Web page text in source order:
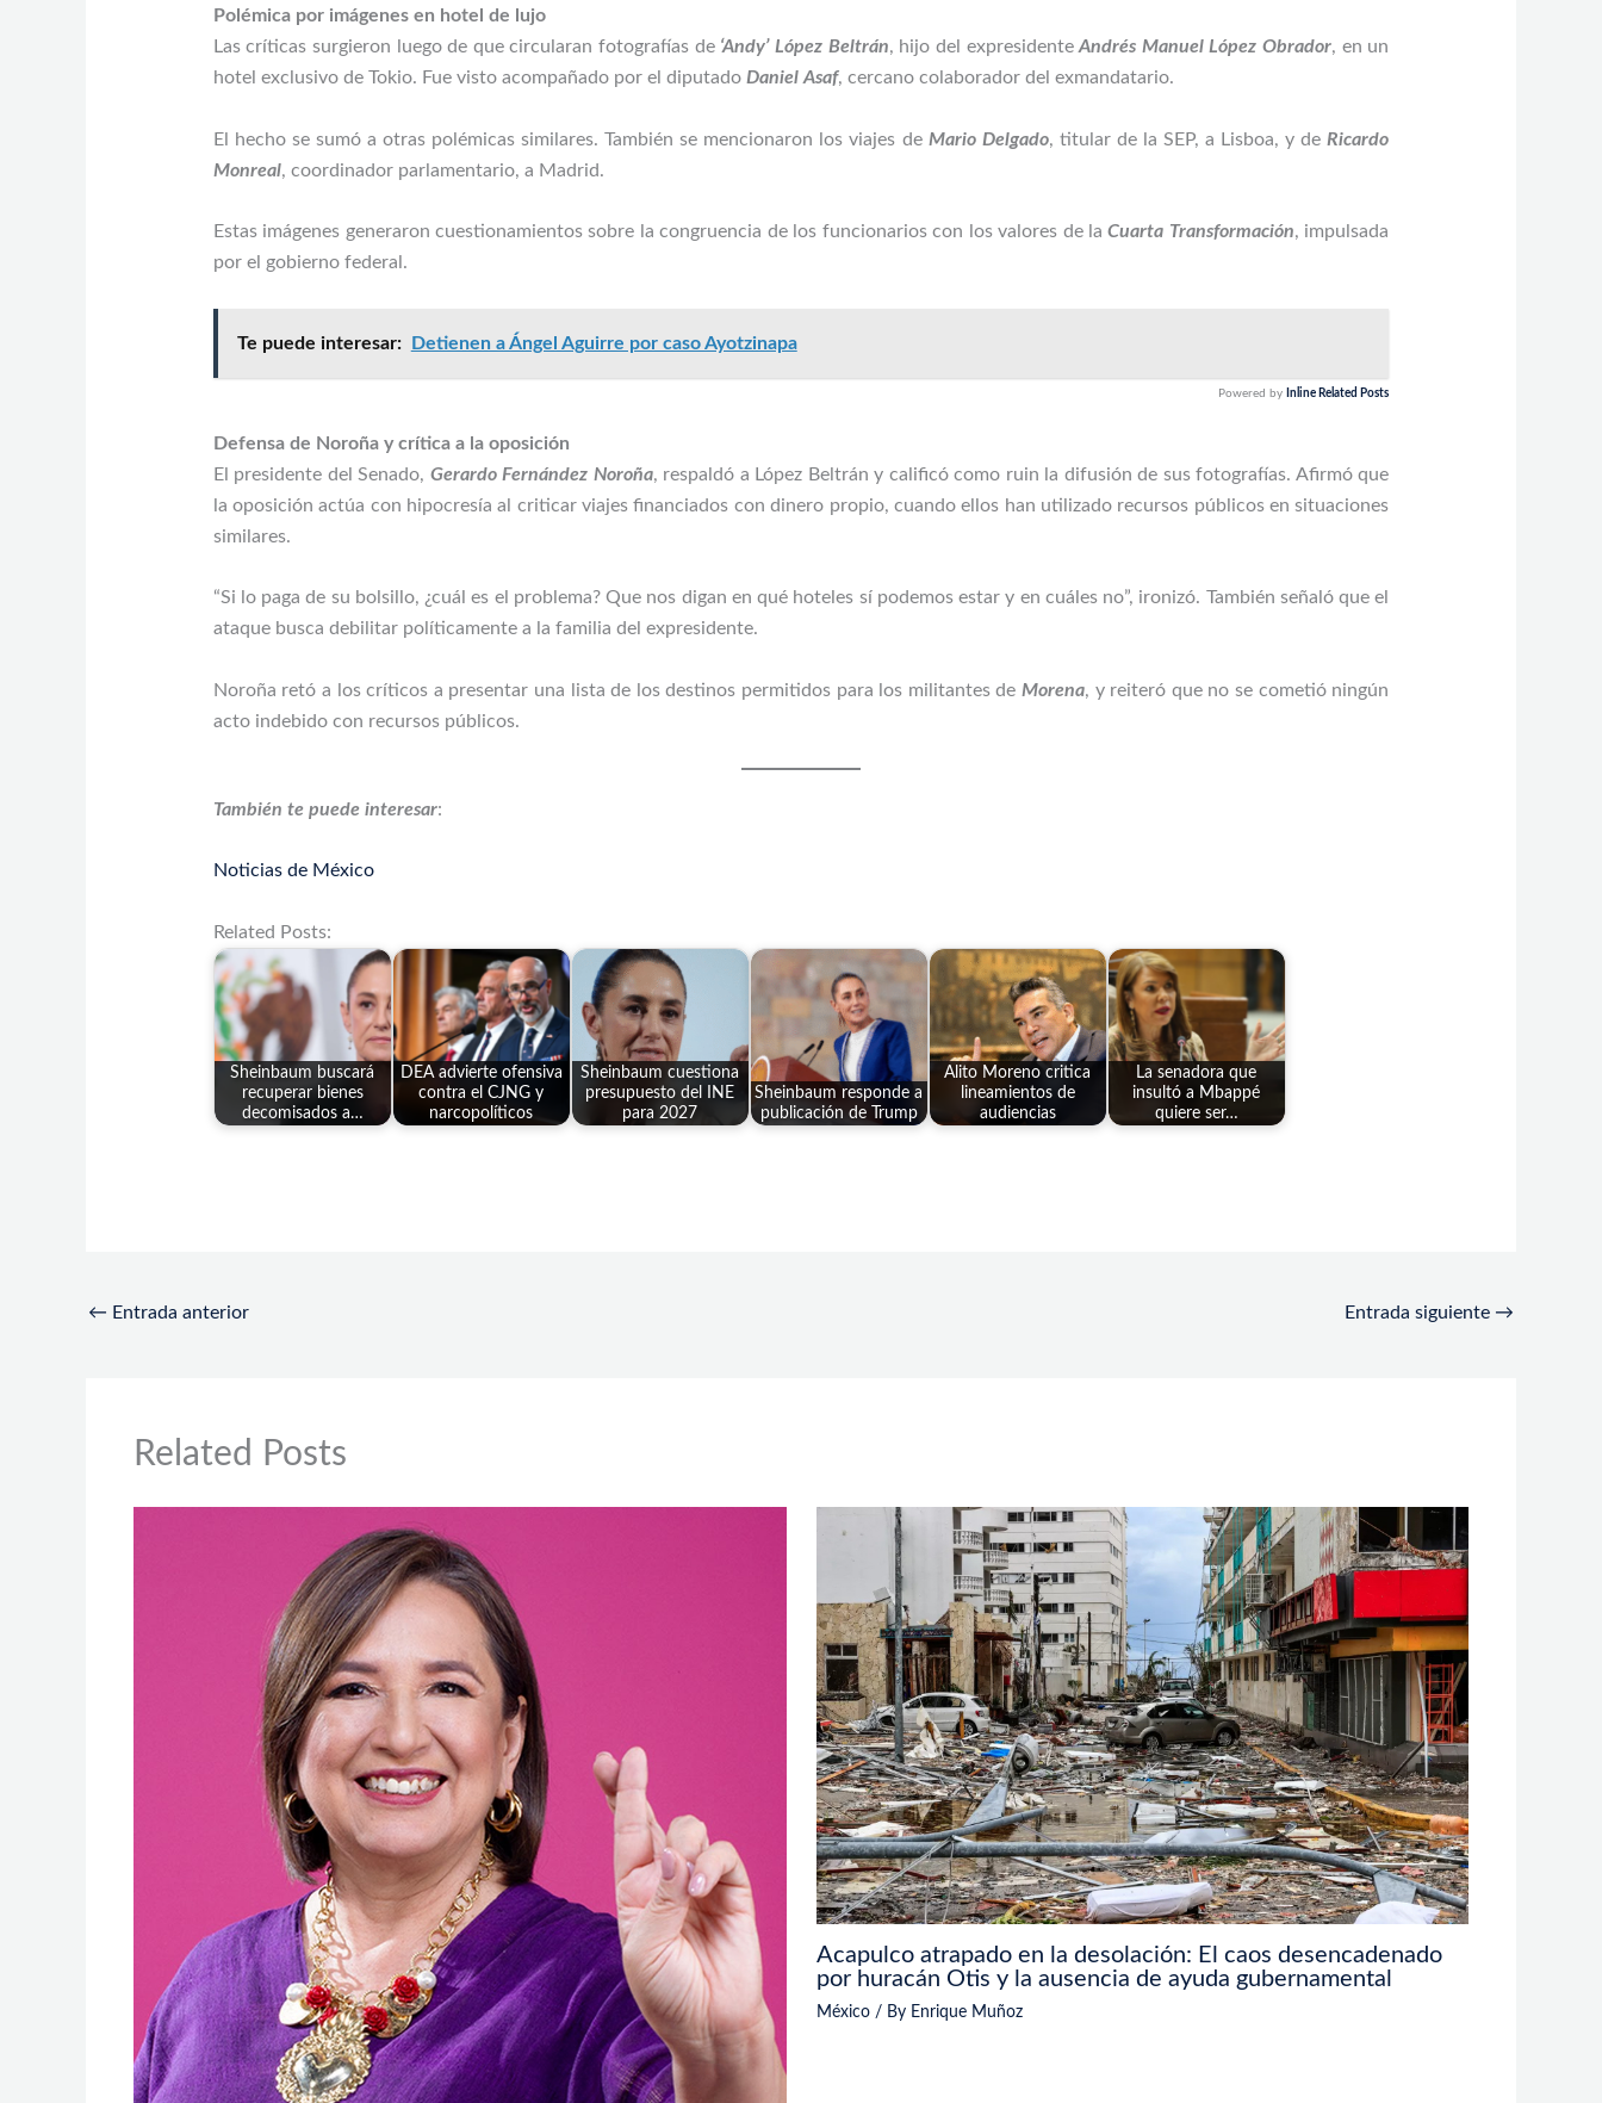
Polémica por imágenes en hotel de lujo
Las críticas surgieron luego de que circularan fotografías de ‘Andy’ López Beltrán, hijo del expresidenteAndrés Manuel López Obrador, en un
hotel exclusivo de Tokio. Fue visto acompañado por el diputado Daniel Asaf, cercano colaborador del exmandatario.
El hecho se sumó a otras polémicas similares. También se mencionaron los viajes de Mario Delgado, titular de la SEP, a Lisboa, y deRicardo
Monreal, coordinador parlamentario, a Madrid.
Estas imágenes generaron cuestionamientos sobre la congruencia de los funcionarios con los valores de laCuarta Transformación, impulsada
por el gobierno federal.
Te puede interesar: Detienen a Ángel Aguirre por caso Ayotzinapa
Powered by Inline Related Posts
Defensa de Noroña y crítica a la oposición
El presidente del Senado, Gerardo Fernández Noroña, respaldó a López Beltrán y calificó como ruin la difusión de sus fotografías. Afirmó que
la oposición actúa con hipocresía al criticar viajes financiados con dinero propio, cuando ellos han utilizado recursos públicos en situaciones
similares.
“Si lo paga de su bolsillo, ¿cuál es el problema? Que nos digan en qué hoteles sí podemos estar y en cuáles no”, ironizó. También señaló que el
ataque busca debilitar políticamente a la familia del expresidente.
Noroña retó a los críticos a presentar una lista de los destinos permitidos para los militantes deMorena, y reiteró que no se cometió ningún
acto indebido con recursos públicos.
También te puede interesar:
Noticias de México
Related Posts:
Sheinbaum buscará
recuperar bienes
decomisados a…
DEA advierte ofensiva
contra el CJNG y
narcopolíticos
Sheinbaum cuestiona
presupuesto del INE
para 2027
Sheinbaum responde a
publicación de Trump
Alito Moreno critica
lineamientos de
audiencias
La senadora que
insultó a Mbappé
quiere ser…
← Entrada anterior Entrada siguiente →
Related Posts
Acapulco atrapado en la desolación: El caos desencadenado
por huracán Otis y la ausencia de ayuda gubernamental
México/ By Enrique Muñoz